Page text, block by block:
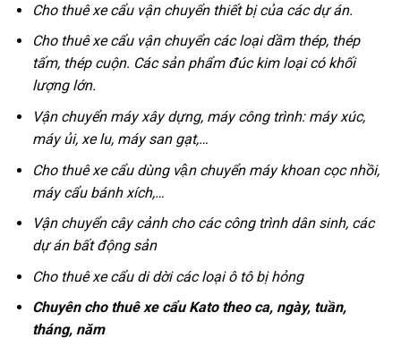
Cho thuê xe cẩu vận chuyển thiết bị của các dự án.
Cho thuê xe cẩu vận chuyển các loại dầm thép, thép
tấm, thép cuộn. Các sản phẩm đúc kim loại có khối
lượng lớn.
Vận chuyển máy xây dựng, máy công trình: máy xúc,
máy ủi, xe lu, máy san gạt,…
Cho thuê xe cẩu dùng vận chuyển máy khoan cọc nhồi,
máy cẩu bánh xích,…
Vận chuyển cây cảnh cho các công trình dân sinh, các
dự án bất động sản
Cho thuê xe cẩu di dời các loại ô tô bị hỏng
Chuyên cho thuê xe cẩu Kato theo ca, ngày, tuần,
tháng, năm